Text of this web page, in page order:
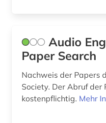
institute of electrical and electronics engineers
(1)
Audio
Paper Search
Nachweis der Papers
Society. Der Abruf
kostenpflichtig. Mehr